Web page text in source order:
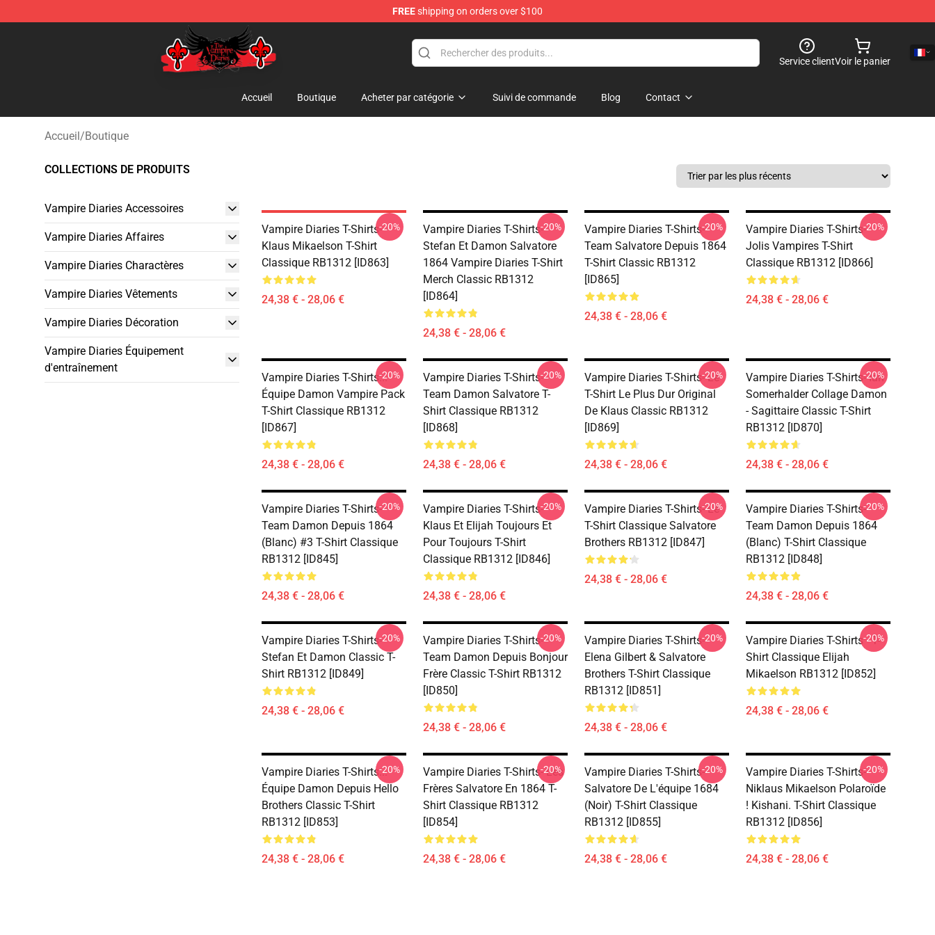
FREEshipping on orders over $100
The Vampire Diaries Shop - Official The Vampire Diaries Merchandise Store
Service clientVoir le panier
Accueil Boutique Acheter par catégorie Suivi de commande Blog Contact
Accueil/Boutique
COLLECTIONS DE PRODUITS
Vampire Diaries Accessoires
Vampire Diaries Affaires
Vampire Diaries Charactères
Vampire Diaries Vêtements
Vampire Diaries Décoration
Vampire Diaries Équipement
d'entraînement
Vampire Diaries T-Shirts-
Klaus Mikaelson T-Shirt
Classique RB1312 [ID863]
24,38 € - 28,06 €
-20%
Vampire Diaries T-Shirts-
Stefan Et Damon Salvatore
1864 Vampire Diaries T-Shirt
Merch Classic RB1312
[ID864]
24,38 € - 28,06 €
-20%
Vampire Diaries T-Shirts-
Team Salvatore Depuis 1864
T-Shirt Classic RB1312
[ID865]
24,38 € - 28,06 €
-20%
Vampire Diaries T-Shirts-
Jolis Vampires T-Shirt
Classique RB1312 [ID866]
24,38 € - 28,06 €
-20%
Vampire Diaries T-Shirts...
Équipe Damon Vampire Pack
T-Shirt Classique RB1312
[ID867]
24,38 € - 28,06 €
-20%
Vampire Diaries T-Shirts-
Team Damon Salvatore T-
Shirt Classique RB1312
[ID868]
24,38 € - 28,06 €
-20%
Vampire Diaries T-Shirts- Le
T-Shirt Le Plus Dur Original
De Klaus Classic RB1312
[ID869]
24,38 € - 28,06 €
-20%
Vampire Diaries T-Shirts- Ian
Somerhalder Collage Damon
- Sagittaire Classic T-Shirt
RB1312 [ID870]
24,38 € - 28,06 €
-20%
Vampire Diaries T-Shirts-
Team Damon Depuis 1864
(blanc) #3 T-Shirt Classique
RB1312 [ID845]
24,38 € - 28,06 €
-20%
Vampire Diaries T-Shirts-
Klaus Et Elijah Toujours Et
Pour Toujours T-Shirt
Classique RB1312 [ID846]
24,38 € - 28,06 €
-20%
Vampire Diaries T-Shirts- Le
T-Shirt Classique Salvatore
Brothers RB1312 [ID847]
24,38 € - 28,06 €
-20%
Vampire Diaries T-Shirts-
Team Damon Depuis 1864
(blanc) T-Shirt Classique
RB1312 [ID848]
24,38 € - 28,06 €
-20%
Vampire Diaries T-Shirts-
Stefan Et Damon Classic T-
Shirt RB1312 [ID849]
24,38 € - 28,06 €
-20%
Vampire Diaries T-Shirts-
Team Damon Depuis Bonjour
Frère Classic T-Shirt RB1312
[ID850]
24,38 € - 28,06 €
-20%
Vampire Diaries T-Shirts-
Elena Gilbert & Salvatore
Brothers T-Shirt Classique
RB1312 [ID851]
24,38 € - 28,06 €
-20%
Vampire Diaries T-Shirts - T-
Shirt Classique Elijah
Mikaelson RB1312 [ID852]
24,38 € - 28,06 €
-20%
Vampire Diaries T-Shirts...
Équipe Damon Depuis Hello
Brothers Classic T-Shirt
RB1312 [ID853]
24,38 € - 28,06 €
-20%
Vampire Diaries T-Shirts- Les
Frères Salvatore En 1864 T-
Shirt Classique RB1312
[ID854]
24,38 € - 28,06 €
-20%
Vampire Diaries T-Shirts-
Salvatore De L'équipe 1684
(noir) T-Shirt Classique
RB1312 [ID855]
24,38 € - 28,06 €
-20%
Vampire Diaries T-Shirts-
Niklaus Mikaelson Polaroïde
! Kishani. T-Shirt Classique
RB1312 [ID856]
24,38 € - 28,06 €
-20%